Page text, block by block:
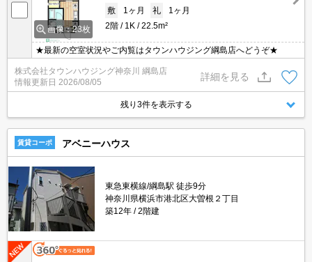
画像：23枚
敷
1ヶ月 礼
1ヶ月
2階
1K 22.5m²
★最新の空室状況やご内覧はタウンハウジング綱島店へどうぞ★
株式会社タウンハウジング神奈川 綱島店
情報更新日 2026/08/05
詳細を見る
残り3件を表示する
賃貸コーポ アベニーハウス
東急東横線/綱島駅 徒歩9分
神奈川県横浜市港北区大曽根２丁目
築12年
2階建